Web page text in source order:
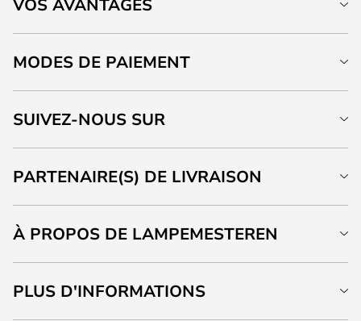
VOS AVANTAGES
MODES DE PAIEMENT
SUIVEZ-NOUS SUR
PARTENAIRE(S) DE LIVRAISON
À PROPOS DE LAMPEMESTEREN
PLUS D'INFORMATIONS